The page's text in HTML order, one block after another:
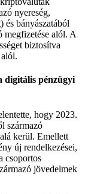
nyereség,
és bányászatából
megfizetése alól. A
biztosítva
digitális pénzügyi
hogy 2023.
származó
kerül. Emellett
új rendelkezései,
csoportos
jövedelmek